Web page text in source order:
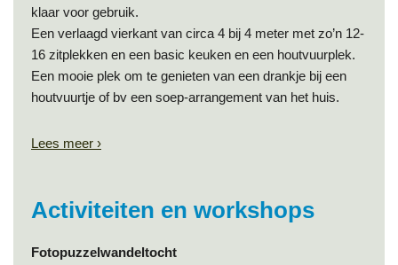
klaar voor gebruik.
Een verlaagd vierkant van circa 4 bij 4 meter met zo’n 12-
16 zitplekken en een basic keuken en een houtvuurplek.
Een mooie plek om te genieten van een drankje bij een
houtvuurtje of bv een soep-arrangement van het huis.
Lees meer ›
Activiteiten en workshops
Fotopuzzelwandeltocht